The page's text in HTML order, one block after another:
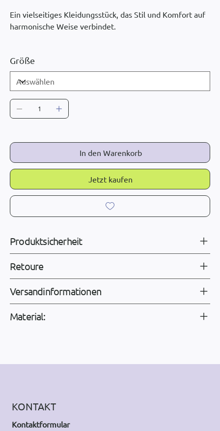
Ein vielseitiges Kleidungsstück, das Stil und Komfort auf
harmonische Weise verbindet.
Größe
In den Warenkorb
Jetzt kaufen
Produktsicherheit
Retoure
Versandinformationen
Material:
KONTAKT
Kontaktformular